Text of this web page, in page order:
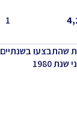
1
שהתבצעו בשנתיים
1980